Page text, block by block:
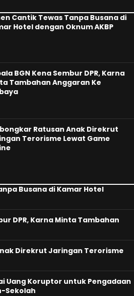
Cantik Tewas Tanpa Busana di
Hotel dengan Oknum AKBP
BGN Kena Sembur DPR, Karna
Tambahan Anggaran Ke
Ratusan Anak Direkrut
Terorisme Lewat Game
Busana di Kamar Hotel
DPR, Karna Minta Tambahan
Direkrut Jaringan Terorisme
Uang Koruptor untuk Pengadaan
Sekolah